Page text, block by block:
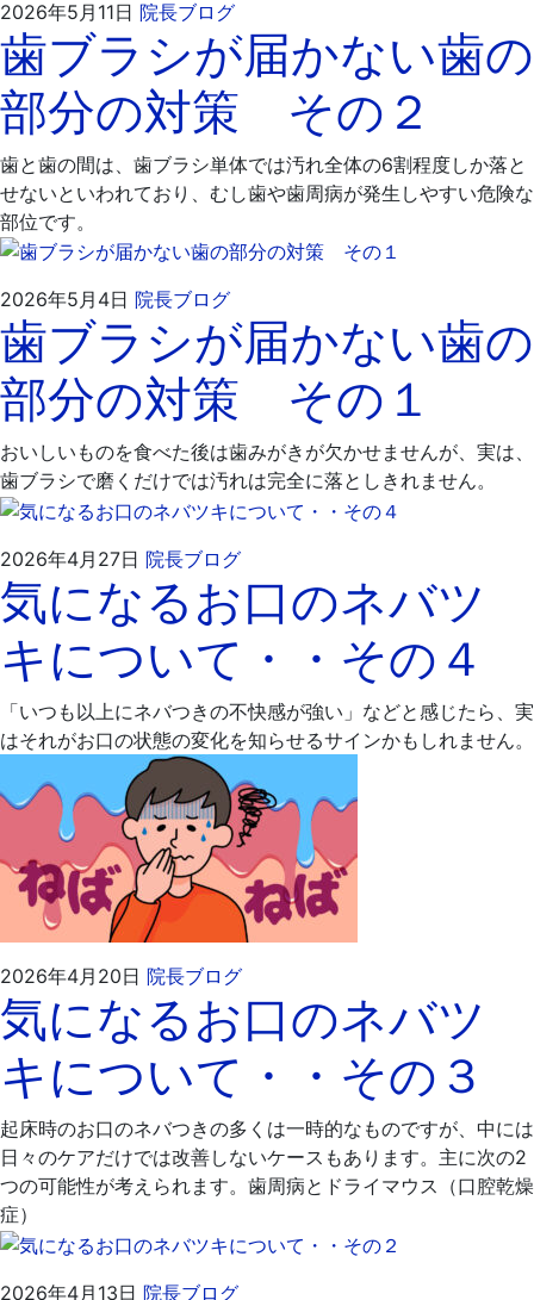
2026年5月11日 院長ブログ2026
年
5
月
21
日
飯
嶋
歯
科
医
院
歯ブラシが届かない歯の
部分の対策 その２
歯と歯の間は、歯ブラシ単体では汚れ全体の6割程度しか落と
せないといわれており、むし歯や歯周病が発生しやすい危険な
部位です。
2026年5月4日 院長ブログ2026
年
5
月
7
日
飯
嶋
歯
科
医
院
歯ブラシが届かない歯の
部分の対策 その１
おいしいものを食べた後は歯みがきが欠かせませんが、実は、
歯ブラシで磨くだけでは汚れは完全に落としきれません。
2026年4月27日 院長ブログ2026
年
日
飯
嶋
歯
院
気になるお口のネバツ
キについて・・その４
「いつも以上にネバつきの不快感が強い」などと感じたら、実
はそれがお口の状態の変化を知らせるサインかもしれません。
2026年4月20日 院長ブログ2026
年
4
日
飯
嶋
歯
院
気になるお口のネバツ
キについて・・その３
起床時のお口のネバつきの多くは一時的なものですが、中には
日々のケアだけでは改善しないケースもあります。主に次の2
つの可能性が考えられます。歯周病とドライマウス（口腔乾燥
症）
2026年4月13日 院長ブログ2026
飯